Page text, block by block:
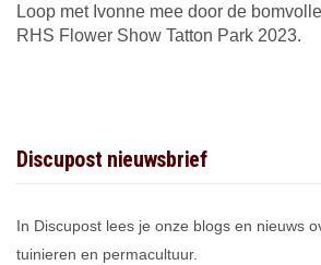
Loop met Ivonne mee door de
RHS Flower Show Tatton Park 2023.
Discupost nieuwsbrief
In Discupost lees je onze blogs en nieuws
tuinieren en permacultuur.